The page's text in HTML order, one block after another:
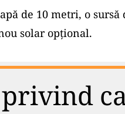
de 10 metri, o sursă
solar opțional.